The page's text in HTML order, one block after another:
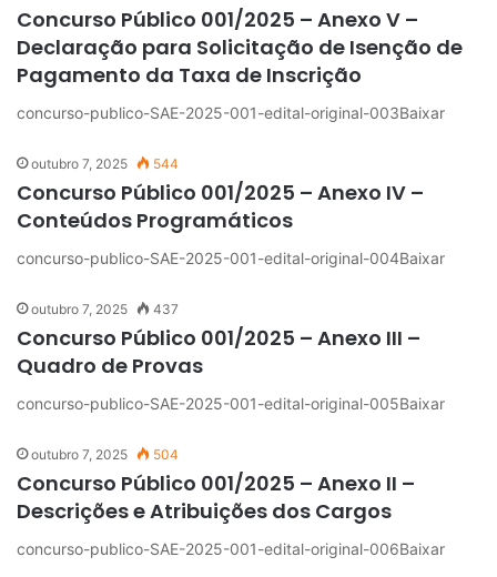
Concurso Público 001/2025 – Anexo V –
Declaração para Solicitação de Isenção de
Pagamento da Taxa de Inscrição
concurso-publico-SAE-2025-001-edital-original-003Baixar
outubro 7, 2025 544
Concurso Público 001/2025 – Anexo IV –
Conteúdos Programáticos
concurso-publico-SAE-2025-001-edital-original-004Baixar
outubro 7, 2025 437
Concurso Público 001/2025 – Anexo III –
Quadro de Provas
concurso-publico-SAE-2025-001-edital-original-005Baixar
outubro 7, 2025 504
Concurso Público 001/2025 – Anexo II –
Descrições e Atribuições dos Cargos
concurso-publico-SAE-2025-001-edital-original-006Baixar